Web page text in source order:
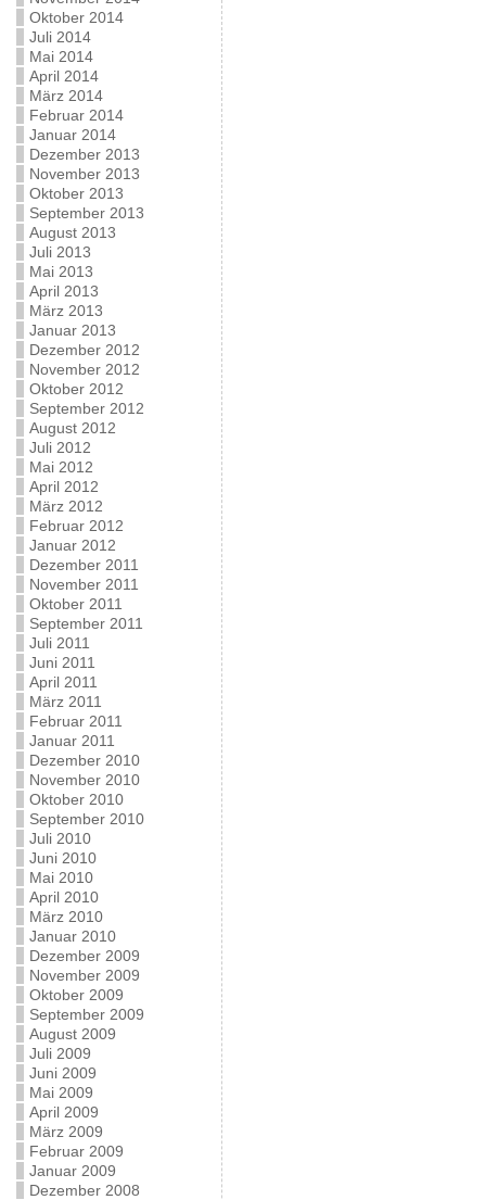
Oktober 2014
Juli 2014
Mai 2014
April 2014
März 2014
Februar 2014
Januar 2014
Dezember 2013
November 2013
Oktober 2013
September 2013
August 2013
Juli 2013
Mai 2013
April 2013
März 2013
Januar 2013
Dezember 2012
November 2012
Oktober 2012
September 2012
August 2012
Juli 2012
Mai 2012
April 2012
März 2012
Februar 2012
Januar 2012
Dezember 2011
November 2011
Oktober 2011
September 2011
Juli 2011
Juni 2011
April 2011
März 2011
Februar 2011
Januar 2011
Dezember 2010
November 2010
Oktober 2010
September 2010
Juli 2010
Juni 2010
Mai 2010
April 2010
März 2010
Januar 2010
Dezember 2009
November 2009
Oktober 2009
September 2009
August 2009
Juli 2009
Juni 2009
Mai 2009
April 2009
März 2009
Februar 2009
Januar 2009
Dezember 2008